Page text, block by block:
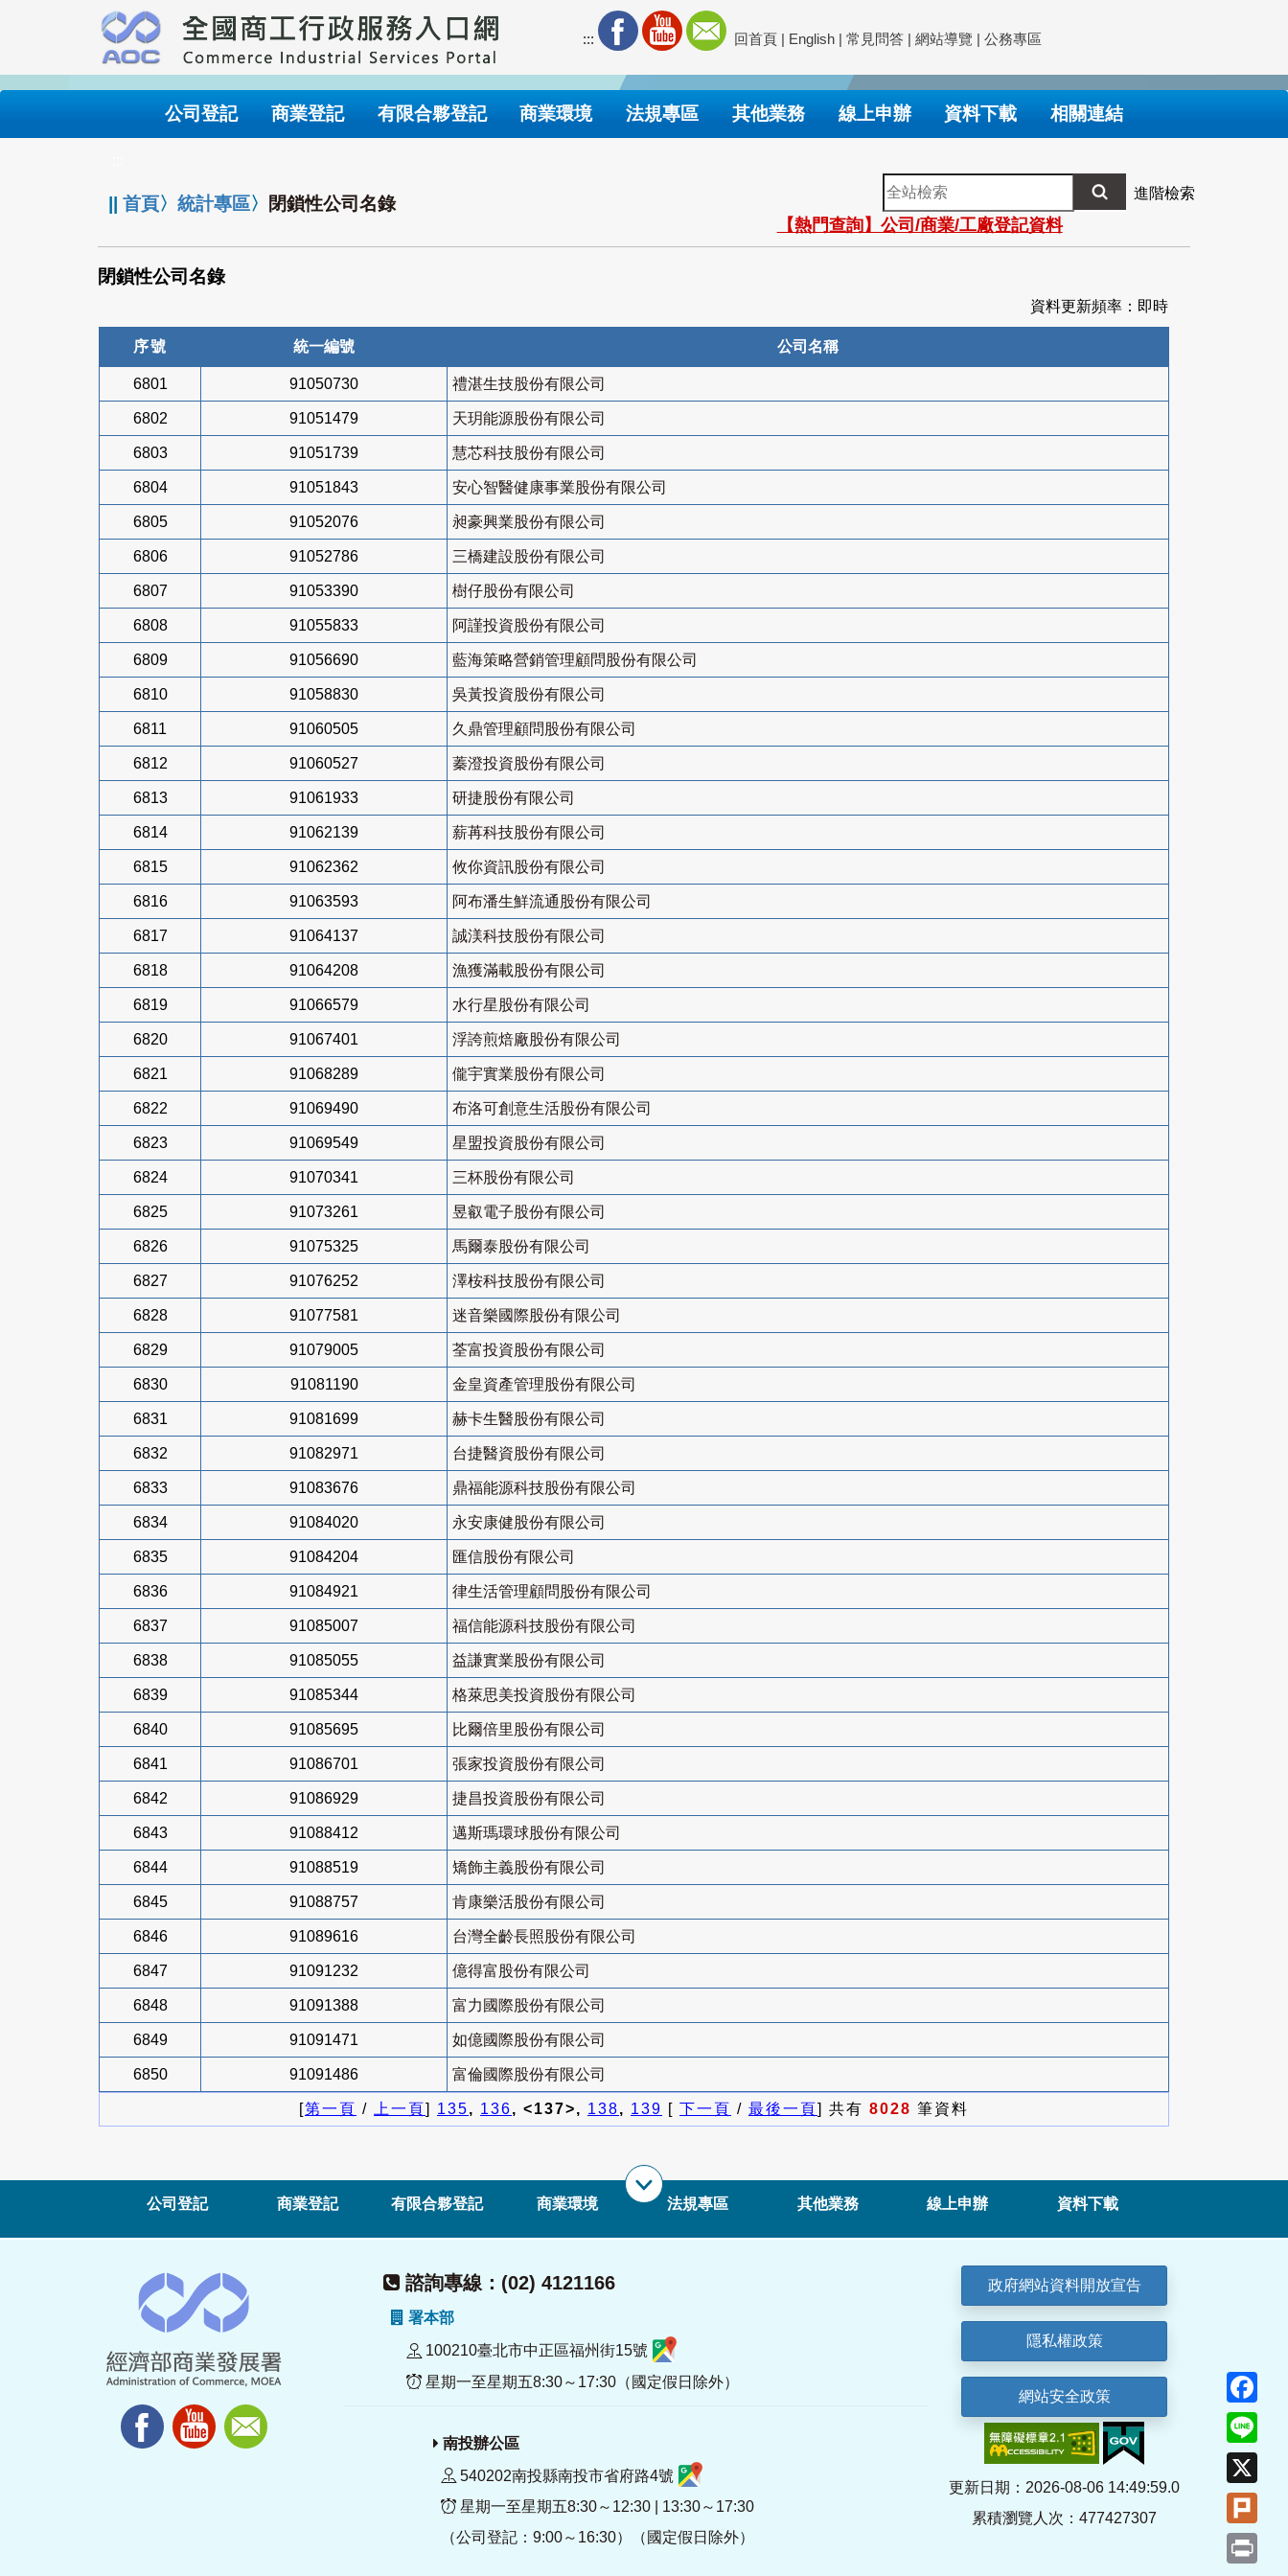
要
內
::: 回首頁 | English | 常見問答 | 網站導覽 | 公務專區
公司登記 商業登記 有限合夥登記 商業環境 法規專區 其他業務 線上申辦 資料下載 相關連結
||首頁〉統計專區〉 閉鎖性公司名錄
全
站
檢
索
進階檢索
【熱門查詢】公司/商業/工廠登記資料
閉鎖性公司名錄
資料更新頻率：即時
序號 統一編號 公司名稱
6801 91050730 禮湛生技股份有限公司
6802 91051479 天玥能源股份有限公司
6803 91051739 慧芯科技股份有限公司
6804 91051843 安心智醫健康事業股份有限公司
6805 91052076 昶豪興業股份有限公司
6806 91052786 三橋建設股份有限公司
6807 91053390 樹仔股份有限公司
6808 91055833 阿謹投資股份有限公司
6809 91056690 藍海策略營銷管理顧問股份有限公司
6810 91058830 吳黃投資股份有限公司
6811 91060505 久鼎管理顧問股份有限公司
6812 91060527 蓁澄投資股份有限公司
6813 91061933 研捷股份有限公司
6814 91062139 薪苒科技股份有限公司
6815 91062362 攸你資訊股份有限公司
6816 91063593 阿布潘生鮮流通股份有限公司
6817 91064137 誠渼科技股份有限公司
6818 91064208 漁獲滿載股份有限公司
6819 91066579 水行星股份有限公司
6820 91067401 浮誇煎焙廠股份有限公司
6821 91068289 儱宇實業股份有限公司
6822 91069490 布洛可創意生活股份有限公司
6823 91069549 星盟投資股份有限公司
6824 91070341 三杯股份有限公司
6825 91073261 昱叡電子股份有限公司
6826 91075325 馬爾泰股份有限公司
6827 91076252 澤桉科技股份有限公司
6828 91077581 迷音樂國際股份有限公司
6829 91079005 荃富投資股份有限公司
6830 91081190 金皇資產管理股份有限公司
6831 91081699 赫卡生醫股份有限公司
6832 91082971 台捷醫資股份有限公司
6833 91083676 鼎福能源科技股份有限公司
6834 91084020 永安康健股份有限公司
6835 91084204 匯信股份有限公司
6836 91084921 律生活管理顧問股份有限公司
6837 91085007 福信能源科技股份有限公司
6838 91085055 益謙實業股份有限公司
6839 91085344 格萊思美投資股份有限公司
6840 91085695 比爾倍里股份有限公司
6841 91086701 張家投資股份有限公司
6842 91086929 捷昌投資股份有限公司
6843 91088412 邁斯瑪環球股份有限公司
6844 91088519 矯飾主義股份有限公司
6845 91088757 肯康樂活股份有限公司
6846 91089616 台灣全齡長照股份有限公司
6847 91091232 億得富股份有限公司
6848 91091388 富力國際股份有限公司
6849 91091471 如億國際股份有限公司
6850 91091486 富倫國際股份有限公司
[第一頁 / 上一頁] 135, 136, <137>, 138, 139 [ 下一頁 / 最後一頁] 共有 8028 筆資料
公司登記 商業登記 有限合夥登記 商業環境 法規專區 其他業務 線上申辦 資料下載
諮詢專線：(02) 4121166
署本部
100210臺北市中正區福州街15號
星期一至星期五8:30～17:30（國定假日除外）
南投辦公區
540202南投縣南投市省府路4號
星期一至星期五8:30～12:30 | 13:30～17:30
（公司登記：9:00～16:30）（國定假日除外）
政府網站資料開放宣告
隱私權政策
網站安全政策
更新日期：2026-08-06 14:49:59.0
累積瀏覽人次：477427307